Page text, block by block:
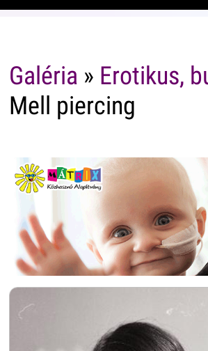
Galéria » Erotikus,
Mell piercing